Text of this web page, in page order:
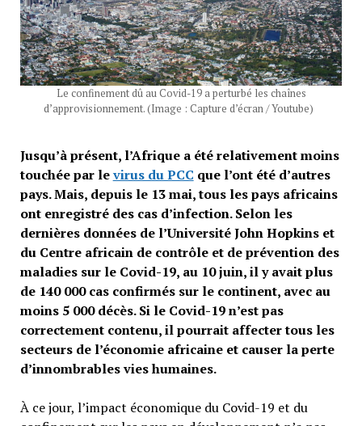
Le confinement dû au Covid-19 a perturbé les chaînes
d’approvisionnement. (Image : Capture d’écran / Youtube)
Jusqu’à présent, l’Afrique a été relativement moins
touchée par levirus du PCC que l’ont été d’autres
pays. Mais, depuis le 13 mai, tous les pays africains
ont enregistré des cas d’infection. Selon les
dernières données de l’Université John Hopkins et
du Centre africain de contrôle et de prévention des
maladies sur le Covid-19, au 10 juin, il y avait plus
de 140 000 cas confirmés sur le continent, avec au
moins 5 000 décès. Si le Covid-19 n’est pas
correctement contenu, il pourrait affecter tous les
secteurs de l’économie africaine et causer la perte
d’innombrables vies humaines.
À ce jour, l’impact économique du Covid-19 et du